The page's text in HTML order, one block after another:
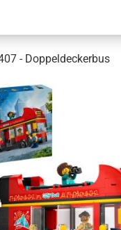
- Doppeldeckerbus